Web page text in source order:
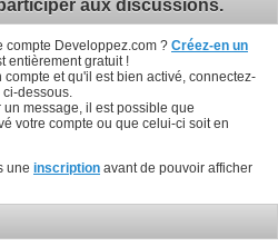
aux discussions.
compte Developpez.com ? Créez-en un
entièrement gratuit !
et qu'il est bien activé, connectez-
dessous.
message, il est possible que
votre compte ou que celui-ci soit en
une inscription avant de pouvoir afficher